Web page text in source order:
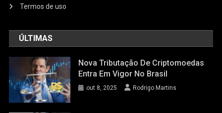
Termos de uso
ÚLTIMAS
Nova Tributação De Criptomoedas
Entra Em Vigor No Brasil
out 8, 2025 Rodrigo Martins